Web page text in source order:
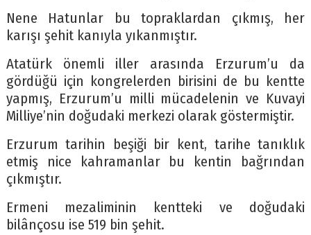
Nene Hatunlar bu topraklardan çıkmış, her
karışı şehit kanıyla yıkanmıştır.
Atatürk önemli iller arasında Erzurum’u da
gördüğü için kongrelerden birisini de bu kentte
yapmış, Erzurum’u milli mücadelenin ve Kuvayi
Milliye’nin doğudaki merkezi olarak göstermiştir.
Erzurum tarihin beşiği bir kent, tarihe tanıklık
etmiş nice kahramanlar bu kentin bağrından
çıkmıştır.
Ermeni mezaliminin kentteki ve doğudaki
bilânçosu ise 519 bin şehit.